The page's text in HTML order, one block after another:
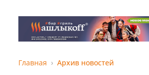
Главная Архив новостей